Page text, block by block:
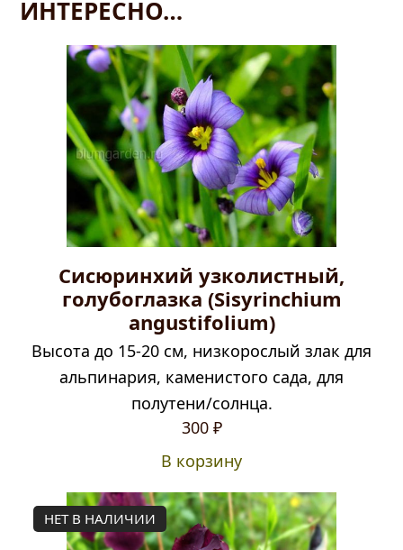
ИНТЕРЕСНО…
Сисюринхий узколистный,
голубоглазка (Sisyrinchium
angustifolium)
Высота до 15-20 см, низкорослый злак для
альпинария, каменистого сада, для
полутени/солнца.
300 ₽
В корзину
НЕТ В НАЛИЧИИ